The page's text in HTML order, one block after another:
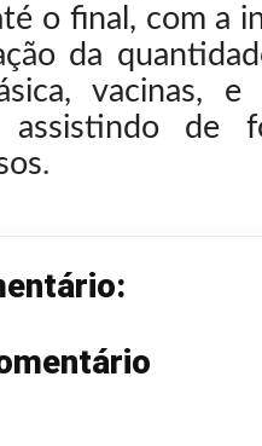
o final, com a
da
vacinas,
assistindo de
.